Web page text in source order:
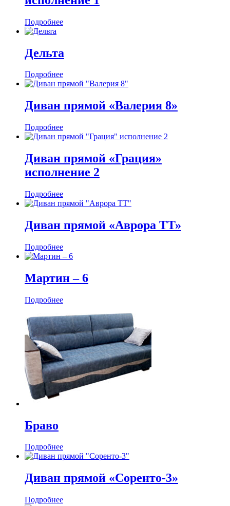
Подробнее
Дельта
Подробнее
Диван прямой «Валерия 8»
Подробнее
Диван прямой «Грация»
исполнение 2
Подробнее
Диван прямой «Аврора ТТ»
Подробнее
Мартин ‒ 6
Подробнее
Браво
Подробнее
Диван прямой «Соренто-3»
Подробнее